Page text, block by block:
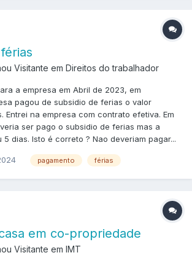
Visitante em Direitos do trabalhador
a empresa em Abril de 2023, em
pagou de subsidio de ferias o valor
Entrei na empresa com contrato efetiva. Em
ser pago o subsidio de ferias mas a
dias. Isto é correto ? Nao deveriam pagar...
pagamento férias
em co-propriedade
Visitante em IMT